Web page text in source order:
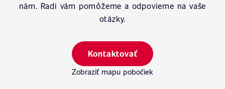
nám. Radi vám pomôžeme a odpovieme na vaše
otázky.
Kontaktovať
Zobraziť mapu pobočiek